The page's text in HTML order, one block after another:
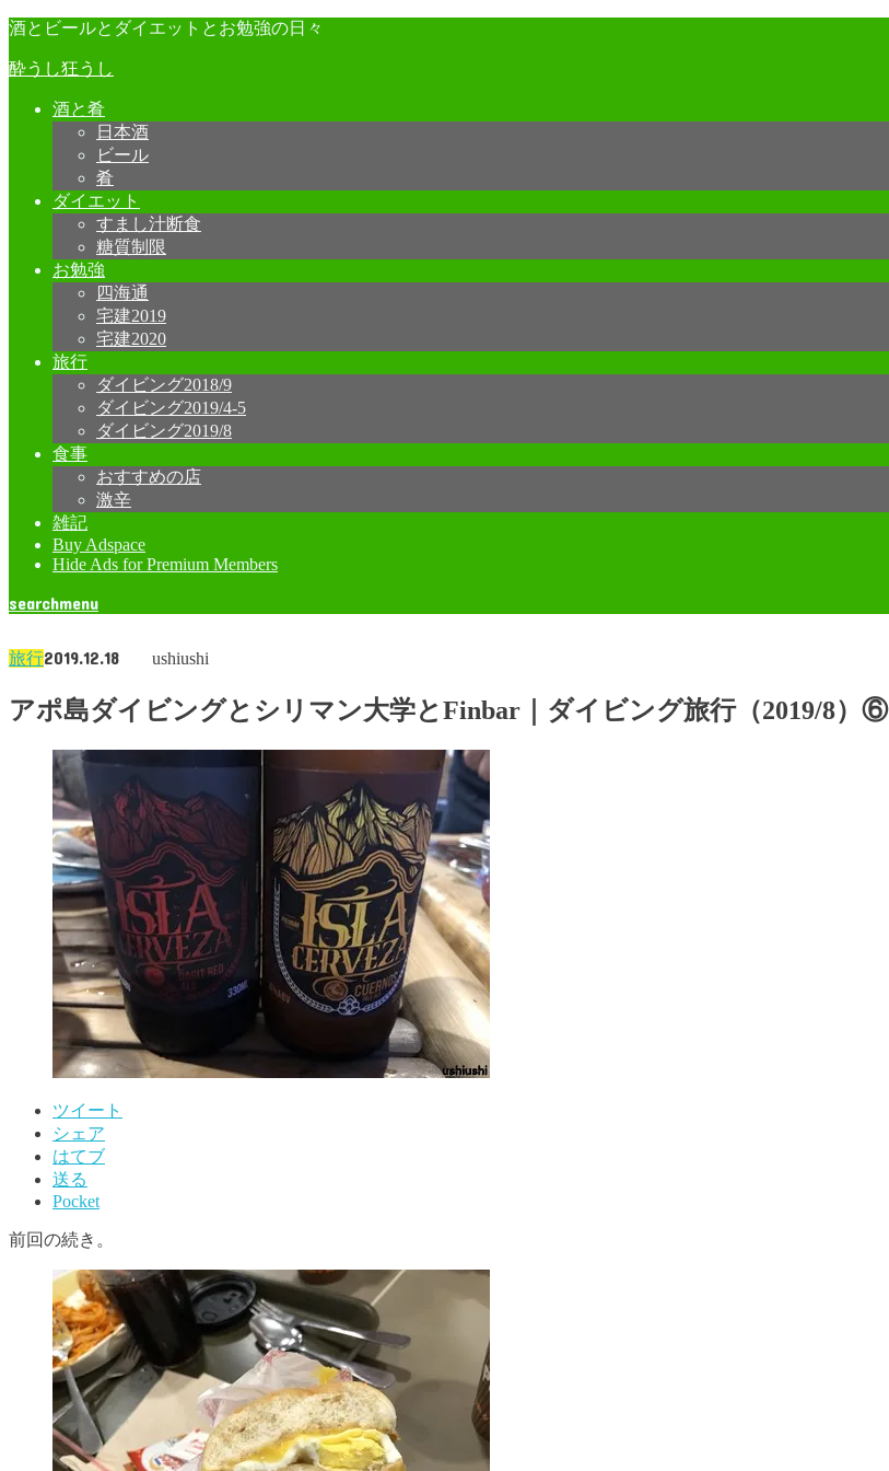
酒とビールとダイエットとお勉強の日々
酔うし狂うし
酒と肴
日本酒
ビール
肴
ダイエット
すまし汁断食
糖質制限
お勉強
四海通
宅建2019
宅建2020
旅行
ダイビング2018/9
ダイビング2019/4-5
ダイビング2019/8
食事
おすすめの店
激辛
雑記
Buy Adspace
Hide Ads for Premium Members
searchmenu
旅行2019.12.18 ushiushi
アポ島ダイビングとシリマン大学とFinbar｜ダイビング旅行（2019/8）⑥
ツイート
シェア
はてブ
送る
Pocket
前回の続き。